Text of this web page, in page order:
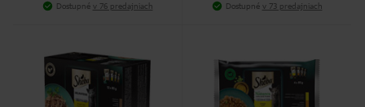
Dostupné v 76 predajniach
Dostupné v 73 predajniach